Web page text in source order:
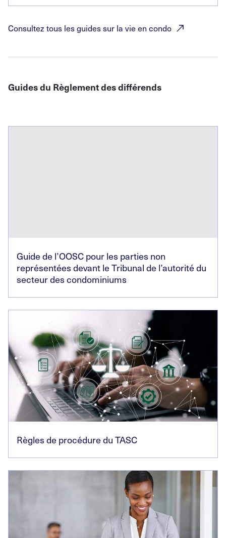
Consultez tous les guides sur la vie en condo
Guides du Règlement des différends
Guide de l’OOSC pour les parties non
représentées devant le Tribunal de l’autorité du
secteur des condominiums
Règles de procédure du TASC